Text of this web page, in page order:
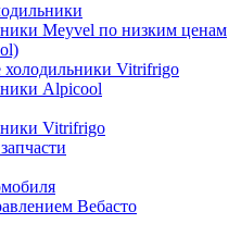
Meyvel по низким ценам
холодильники Vitrifrigo
Alpicool
Vitrifrigo
Вебасто